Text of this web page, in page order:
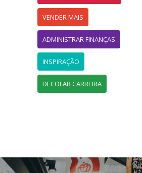
VENDER MAIS
ADMINISTRAR FINANÇAS
INSPIRAÇÃO
DECOLAR CARREIRA